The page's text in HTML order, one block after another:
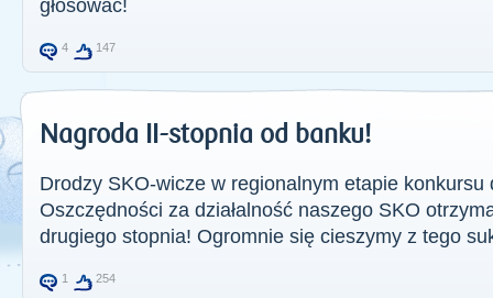
głosować!
4 147
Nagroda II-stopnia od banku!
Drodzy SKO-wicze w regionalnym etapie konkursu
Oszczędności za działalność naszego SKO
drugiego stopnia! Ogromnie się cieszymy z tego
1 254